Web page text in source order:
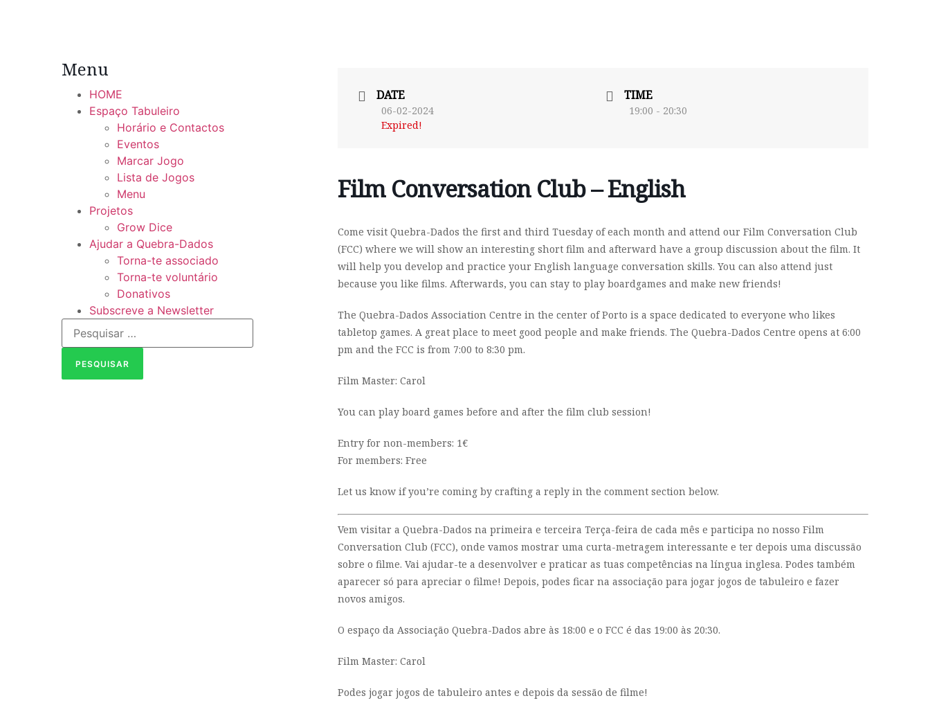
Menu
HOME
Espaço Tabuleiro
Horário e Contactos
Eventos
Marcar Jogo
Lista de Jogos
Menu
Projetos
Grow Dice
Ajudar a Quebra-Dados
Torna-te associado
Torna-te voluntário
Donativos
Subscreve a Newsletter
DATE
06-02-2024
Expired!
TIME
19:00 - 20:30
Film Conversation Club – English
Come visit Quebra-Dados the first and third Tuesday of each month and attend our Film Conversation Club
(FCC) where we will show an interesting short film and afterward have a group discussion about the film. It
will help you develop and practice your English language conversation skills. You can also attend just
because you like films. Afterwards, you can stay to play boardgames and make new friends!
The Quebra-Dados Association Centre in the center of Porto is a space dedicated to everyone who likes
tabletop games. A great place to meet good people and make friends. The Quebra-Dados Centre opens at 6:00
pm and the FCC is from 7:00 to 8:30 pm.
Film Master: Carol
You can play board games before and after the film club session!
Entry for non-members: 1€
For members: Free
Let us know if you’re coming by crafting a reply in the comment section below.
Vem visitar a Quebra-Dados na primeira e terceira Terça-feira de cada mês e participa no nosso Film
Conversation Club (FCC), onde vamos mostrar uma curta-metragem interessante e ter depois uma discussão
sobre o filme. Vai ajudar-te a desenvolver e praticar as tuas competências na língua inglesa. Podes também
aparecer só para apreciar o filme! Depois, podes ficar na associação para jogar jogos de tabuleiro e fazer
novos amigos.
O espaço da Associação Quebra-Dados abre às 18:00 e o FCC é das 19:00 às 20:30.
Film Master: Carol
Podes jogar jogos de tabuleiro antes e depois da sessão de filme!